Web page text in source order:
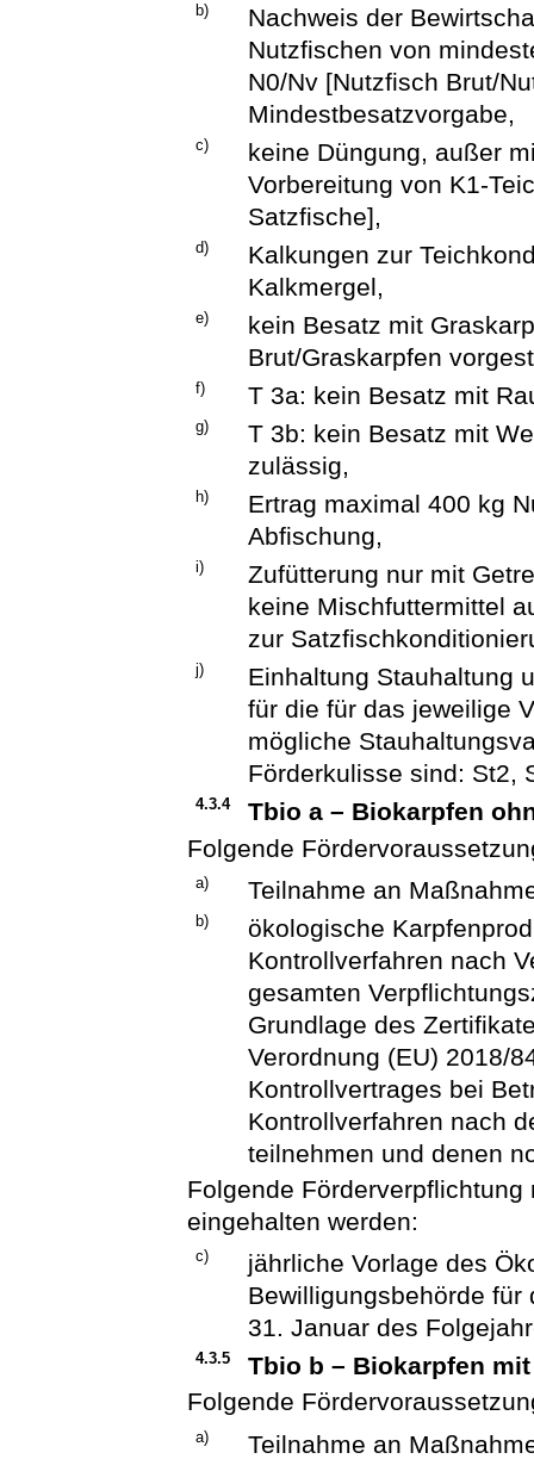
b)
Nachweis der
Nutzfischen von
N0/Nv [Nutzfisch Brut/
Mindestbesatzvorgabe,
c)
keine Düngung, außer
Vorbereitung von K1-
Satzfische],
d)
Kalkungen zur
Kalkmergel,
e)
kein Besatz mit
Brut/Graskarpfen
f) T 3a: kein Besatz mit
g)
T 3b: kein Besatz mit
zulässig,
h)
Ertrag maximal 400 kg
Abfischung,
i)
Zufütterung nur mit
keine Mischfuttermittel
zur
j)
Einhaltung Stauhaltung
für die für das jeweilige
mögliche
Förderkulisse sind: St2,
4.3.4
Tbio a – Biokarpfen
Folgende
a) Teilnahme an
b)
ökologische
Kontrollverfahren nach
gesamten
Grundlage des
Verordnung (EU) 2018/
Kontrollvertrages bei
Kontrollverfahren nach
teilnehmen und denen
Folgende
eingehalten werden:
c)
jährliche Vorlage des
Bewilligungsbehörde
31. Januar des
4.3.5
Tbio b – Biokarpfen
Folgende
a) Teilnahme an